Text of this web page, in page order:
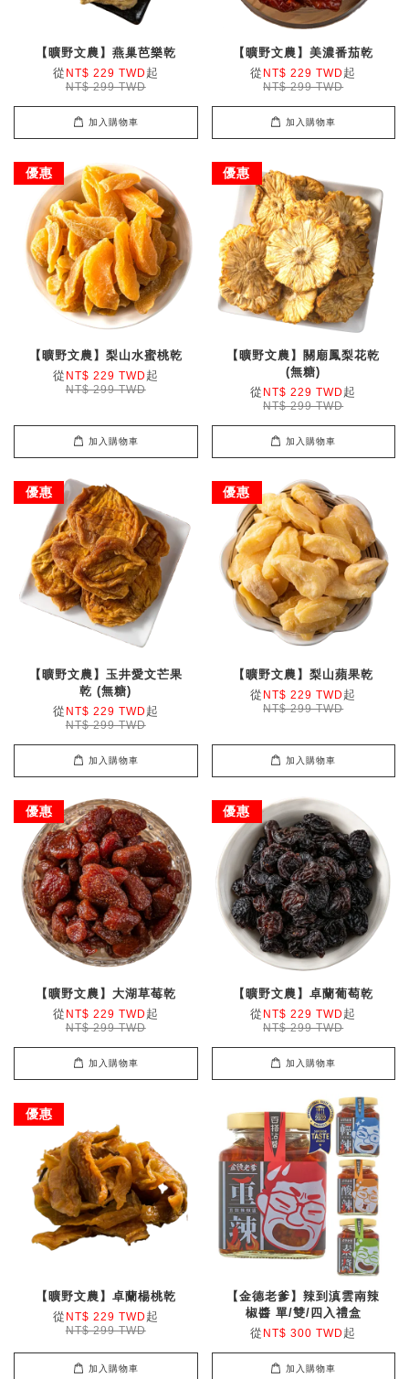
【曠野文農】燕巢芭樂乾
從 NT$ 229 TWD 起
NT$ 299 TWD
加入購物車
【曠野文農】美濃番茄乾
從 NT$ 229 TWD 起
NT$ 299 TWD
加入購物車
優惠
【曠野文農】梨山水蜜桃乾
從 NT$ 229 TWD 起
NT$ 299 TWD
加入購物車
優惠
【曠野文農】關廟鳳梨花乾
(無糖)
從 NT$ 229 TWD 起
NT$ 299 TWD
加入購物車
優惠
【曠野文農】玉井愛文芒果
乾 (無糖)
從 NT$ 229 TWD 起
NT$ 299 TWD
加入購物車
優惠
【曠野文農】梨山蘋果乾
從 NT$ 229 TWD 起
NT$ 299 TWD
加入購物車
優惠
【曠野文農】大湖草莓乾
從 NT$ 229 TWD 起
NT$ 299 TWD
加入購物車
優惠
【曠野文農】卓蘭葡萄乾
從 NT$ 229 TWD 起
NT$ 299 TWD
加入購物車
優惠
【曠野文農】卓蘭楊桃乾
從 NT$ 229 TWD 起
NT$ 299 TWD
加入購物車
【金德老爹】辣到滇雲南辣
椒醬 單/雙/四入禮盒
從 NT$ 300 TWD 起
加入購物車